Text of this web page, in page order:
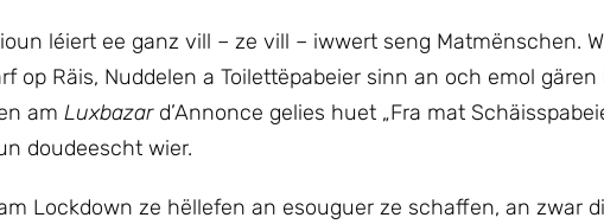
léiert ee ganz vill – ze vill – iwwert seng Matmënschen.
op Räis, Nuddelen a Toilettëpabeier sinn an och emol
am Luxbazard’Annonce gelies huet „Fra mat
doudeescht wier.
Lockdown ze hëllefen an esouguer ze schaffen, an zwar